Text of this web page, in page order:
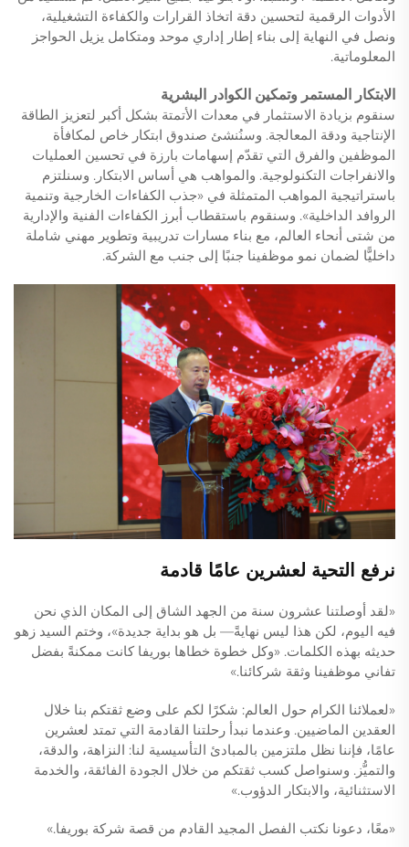
الأدوات الرقمية لتحسين دقة اتخاذ القرارات والكفاءة التشغيلية،
ونصل في النهاية إلى بناء إطار إداري موحد ومتكامل يزيل الحواجز
المعلوماتية.
الابتكار المستمر وتمكين الكوادر البشرية
سنقوم بزيادة الاستثمار في معدات الأتمتة بشكل أكبر لتعزيز الطاقة
الإنتاجية ودقة المعالجة. وسنُنشئ صندوق ابتكار خاص لمكافأة
الموظفين والفرق التي تقدّم إسهامات بارزة في تحسين العمليات
والانفراجات التكنولوجية. والمواهب هي أساس الابتكار. وسنلتزم
باستراتيجية المواهب المتمثلة في «جذب الكفاءات الخارجية وتنمية
الروافد الداخلية». وسنقوم باستقطاب أبرز الكفاءات الفنية والإدارية
من شتى أنحاء العالم، مع بناء مسارات تدريبية وتطوير مهني شاملة
داخليًّا لضمان نمو موظفينا جنبًا إلى جنب مع الشركة.
نرفع التحية لعشرين عامًا قادمة
«لقد أوصلتنا عشرون سنة من الجهد الشاق إلى المكان الذي نحن
فيه اليوم، لكن هذا ليس نهايةً— بل هو بداية جديدة»، وختم السيد زهو
حديثه بهذه الكلمات. «وكل خطوة خطاها بوريفا كانت ممكنةً بفضل
تفاني موظفينا وثقة شركائنا.»
«لعملائنا الكرام حول العالم: شكرًا لكم على وضع ثقتكم بنا خلال
العقدين الماضيين. وعندما نبدأ رحلتنا القادمة التي تمتد لعشرين
عامًا، فإننا نظل ملتزمين بالمبادئ التأسيسية لنا: النزاهة، والدقة،
والتميُّز. وسنواصل كسب ثقتكم من خلال الجودة الفائقة، والخدمة
الاستثنائية، والابتكار الدؤوب.»
«معًا، دعونا نكتب الفصل المجيد القادم من قصة شركة بوريفا.»